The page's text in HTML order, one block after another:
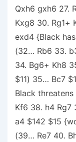
Qxh6 gxh6 27.
Kxg8 30. Rg1+
exd4 {Black
(32… Rb6 33.
34. Bg6+ Kh8
$11) 35… Bc7
Black
Kf6 38. h4 Rg7
a4 $142 $15
(39… Re7 40.